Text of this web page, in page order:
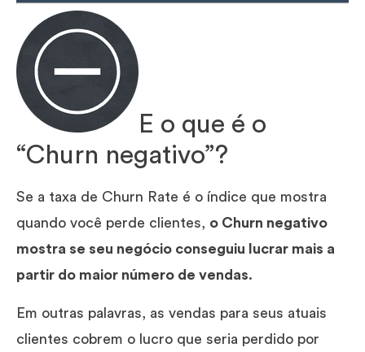
E o que é o
“Churn negativo”?
Se a taxa de Churn Rate é o índice que mostra
quando você perde clientes, o Churn negativo
mostra se seu negócio conseguiu lucrar mais a
partir do maior número de vendas.
Em outras palavras, as vendas para seus atuais
clientes cobrem o lucro que seria perdido por